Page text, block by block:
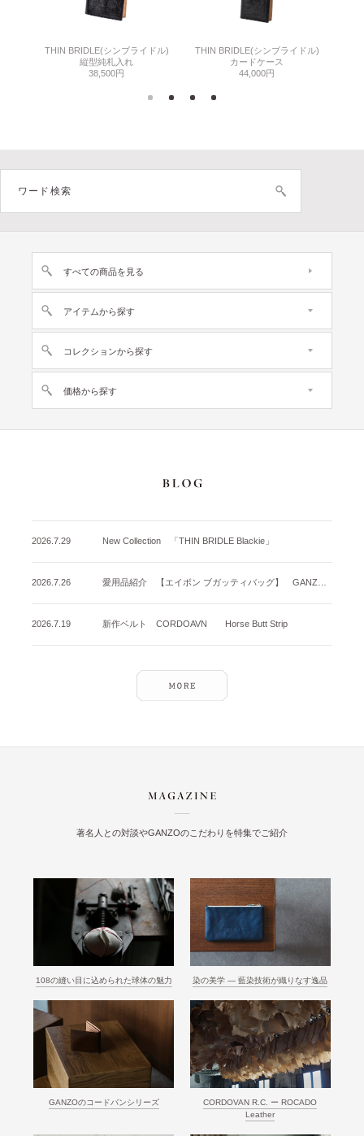
THIN BRIDLE(シンブライドル)
縦型純札入れ
38,500円
THIN BRIDLE(シンブライドル)
カードケース
44,000円
すべての商品を見る
アイテムから探す
コレクションから探す
価格から探す
2026.7.29 New Collection 「THIN BRIDLE Blackie」
2026.7.26
2026.7.19 新作ベルト CORDOAVN Horse Butt Strip
著名人との対談やGANZOのこだわりを特集でご紹介
108の縫い目に込められた球体の魅力 染の美学 ― 藍染技術が織りなす逸品
GANZOのコードバンシリーズ
CORDOVAN R.C. ー ROCADO
Leather